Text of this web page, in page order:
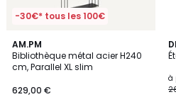
-30€* tous les 100€
AM.PM
Bibliothèque métal acier H240
cm, Parallel XL slim
629,00 €
4,7
/ 5
à
2